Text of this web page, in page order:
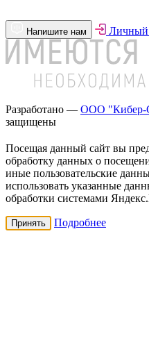
Напишите нам Личный
Разработано — ООО "Кибер-
защищены
Посещая данный сайт вы
обработку данных о
иные пользовательские
использовать указанные
обработки системами
Принять Подробнее